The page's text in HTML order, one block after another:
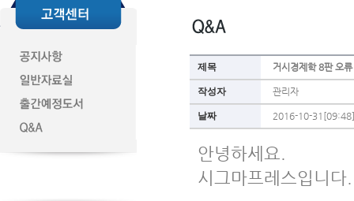
제목 거시경제학 8판 오류
작성자 관리자
날짜 2016-10-31[09:48]
안녕하세요.
시그마프레스입니다.